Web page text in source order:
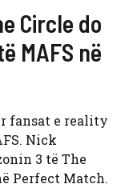
Circle do
MAFS në
fansat e reality
Nick
3 të The
Perfect Match.